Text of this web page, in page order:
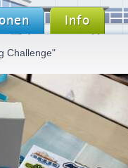
Info
Challenge"